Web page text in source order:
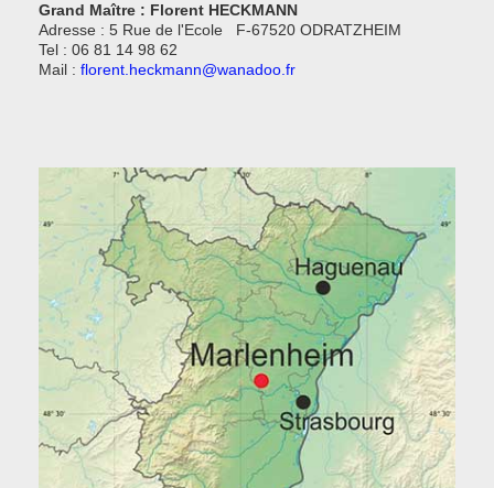
Grand Maître : Florent HECKMANN
Adresse : 5 Rue de l'Ecole F-67520 ODRATZHEIM
Tel : 06 81 14 98 62
Mail : florent.heckmann@wanadoo.fr